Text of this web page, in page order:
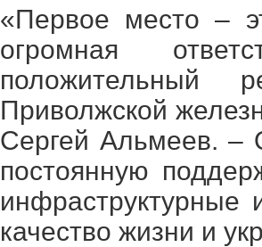
«Первое место –
огромная
положительный
Приволжской
Сергей Альмеев. –
постоянную
качество жизни и